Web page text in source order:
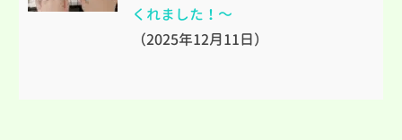
くれました！～
（2025年12月11日）